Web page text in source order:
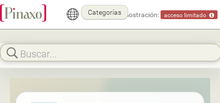
Modo demostración: acceso limitado
Categorías